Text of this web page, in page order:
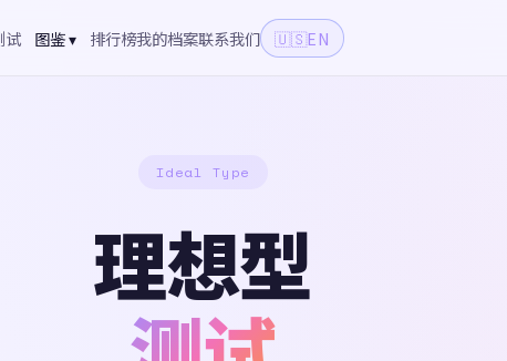
试 图鉴 ▾ 排行榜我的档案联系我们 🇺🇸EN
Ideal Type
理想型